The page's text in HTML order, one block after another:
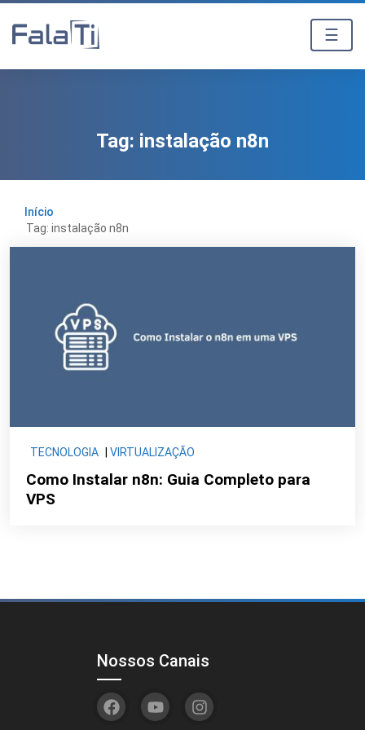
☰
Tag: instalação n8n
Início
Tag: instalação n8n
TECNOLOGIA VIRTUALIZAÇÃO
Como Instalar n8n: Guia Completo para
VPS
Nossos Canais